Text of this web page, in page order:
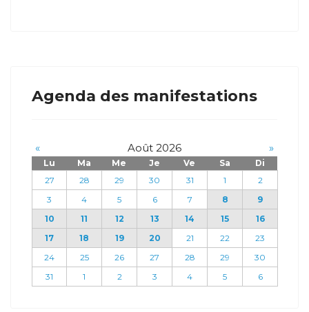
Agenda des manifestations
« Août 2026 »
Lu Ma Me Je Ve Sa
Di
27
28 29 30 31 1
2
3
4 5 6 7 8
9
10
11 12 13 14 15
16
17
18 19 20 21 22
23
24
25 26 27 28 29
30
31
1 2 3 4 5 6